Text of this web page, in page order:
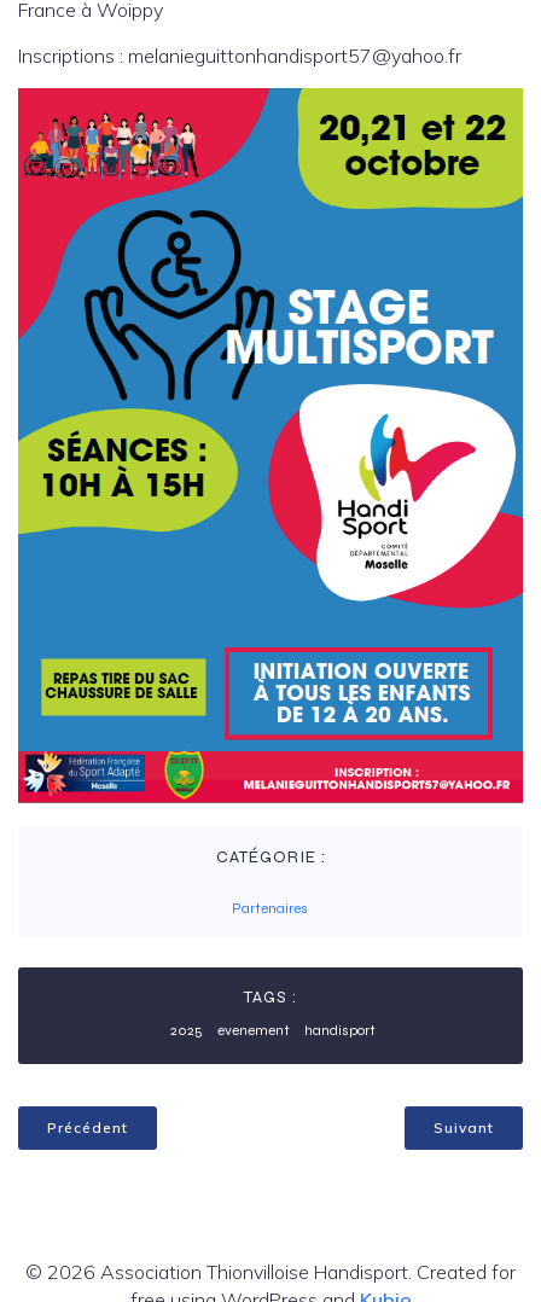
France à Woippy
Inscriptions : melanieguittonhandisport57@yahoo.fr
CATÉGORIE :
Partenaires
TAGS :
2025 evenement handisport
Précédent Suivant
© 2026 Association Thionvilloise Handisport. Created for